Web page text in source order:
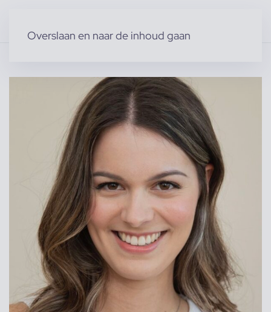
Overslaan en naar de inhoud gaan